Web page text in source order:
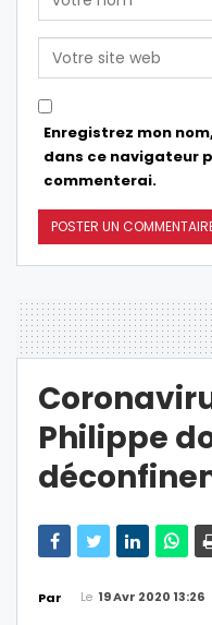
Enregistrez mon
dans ce navigateur
commenterai.
Philippe
Par Le 19 Avr 2020 13:26